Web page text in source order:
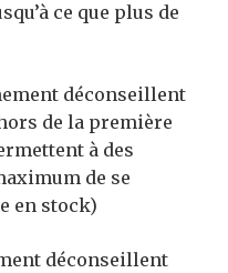
ce que plus de
déconseillent